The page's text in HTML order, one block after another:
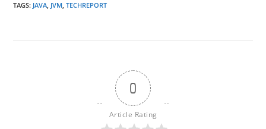
TAGS: JAVA, JVM, TECHREPORT
0
Article Rating